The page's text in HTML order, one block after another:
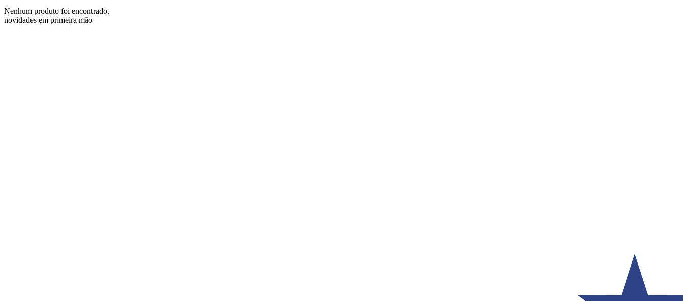
Nenhum produto foi encontrado.
novidades em primeira mão